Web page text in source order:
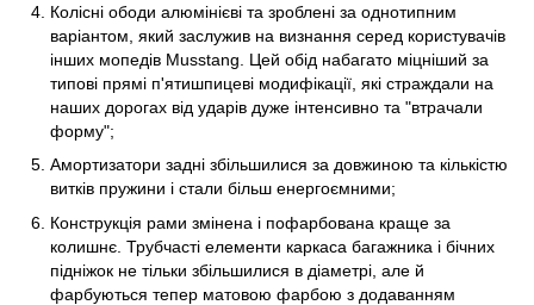
Колісні ободи алюмінієві та зроблені за однотипним
варіантом, який заслужив на визнання серед користувачів
інших мопедів Musstang. Цей обід набагато міцніший за
типові прямі п'ятишпицеві модифікації, які страждали на
наших дорогах від ударів дуже інтенсивно та "втрачали
форму";
Амортизатори задні збільшилися за довжиною та кількістю
витків пружини і стали більш енергоємними;
Конструкція рами змінена і пофарбована краще за
колишнє. Трубчасті елементи каркаса багажника і бічних
підніжок не тільки збільшилися в діаметрі, але й
фарбуються тепер матовою фарбою з додаванням